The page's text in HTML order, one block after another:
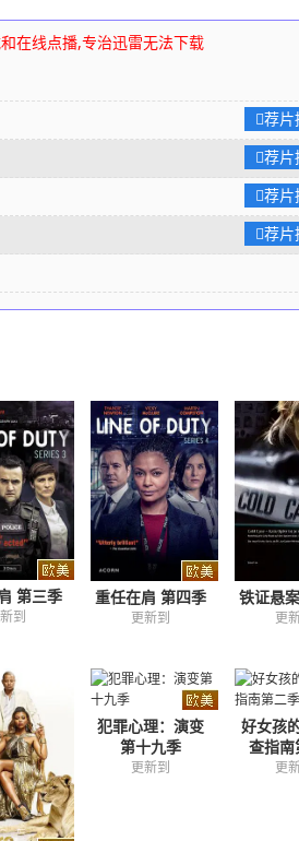
在线点播,专治迅雷无法下载
荐片
荐片
荐片
荐片
第三季
到
重任在肩 第四季
更新到
铁证悬
更
犯罪心理：演变
第十九季
更新到
好女孩
查指南
更